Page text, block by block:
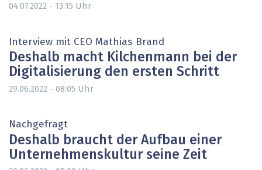
04.07.2022 - 13:15 Uhr
Interview mit CEO Mathias Brand
Deshalb macht Kilchenmann bei der
Digitalisierung den ersten Schritt
29.06.2022 - 08:05 Uhr
Nachgefragt
Deshalb braucht der Aufbau einer
Unternehmenskultur seine Zeit